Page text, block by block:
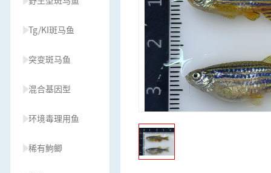
Tg/KI斑马鱼
突变斑马鱼
混合基因型
环境毒理用鱼
稀有鮈鲫